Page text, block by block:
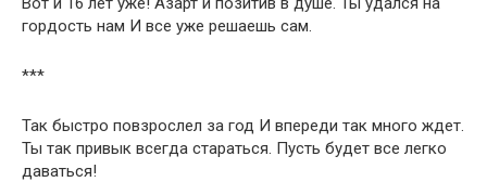
гордость нам И все уже решаешь сам.
***
Так быстро повзрослел за год И впереди так много ждет.
Ты так привык всегда стараться. Пусть будет все легко
даваться!